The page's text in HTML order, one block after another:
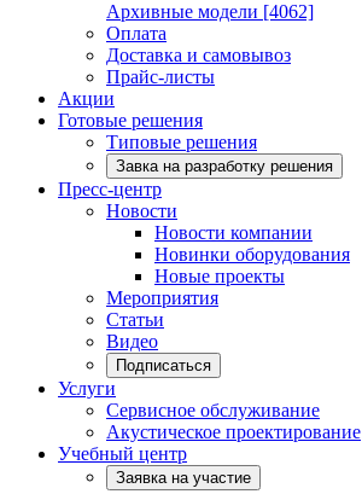
Архивные модели [4062]
Оплата
Доставка и самовывоз
Прайс-листы
Акции
Готовые решения
Типовые решения
Завка на разработку решения
Пресс-центр
Новости
Новости компании
Новинки оборудования
Новые проекты
Мероприятия
Статьи
Видео
Подписаться
Услуги
Сервисное обслуживание
Акустическое проектирование
Учебный центр
Заявка на участие